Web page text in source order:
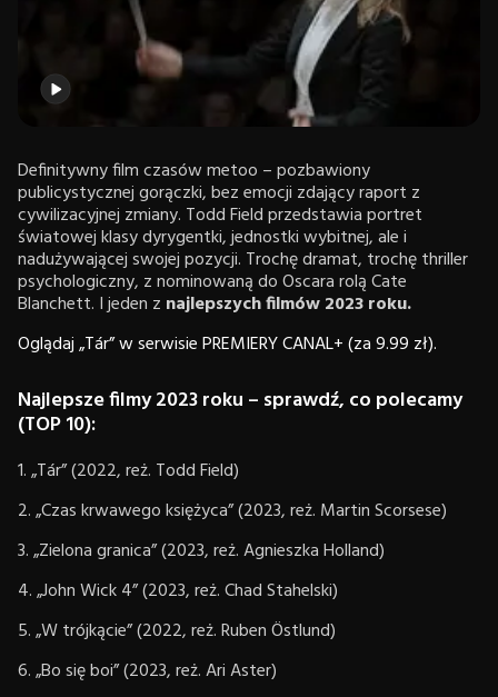
Definitywny film czasów metoo – pozbawiony
publicystycznej gorączki, bez emocji zdający raport z
cywilizacyjnej zmiany. Todd Field przedstawia portret
światowej klasy dyrygentki, jednostki wybitnej, ale i
nadużywającej swojej pozycji. Trochę dramat, trochę thriller
psychologiczny, z nominowaną do Oscara rolą Cate
Blanchett. I jeden z najlepszych filmów 2023 roku.
Oglądaj „Tár” w serwisie PREMIERY CANAL+ (za 9.99 zł).
Najlepsze filmy 2023 roku – sprawdź, co polecamy
(TOP 10):
1. „Tár” (2022, reż. Todd Field)
2. „Czas krwawego księżyca” (2023, reż. Martin Scorsese)
3. „Zielona granica” (2023, reż. Agnieszka Holland)
4. „John Wick 4” (2023, reż. Chad Stahelski)
5. „W trójkącie” (2022, reż. Ruben Östlund)
6. „Bo się boi” (2023, reż. Ari Aster)